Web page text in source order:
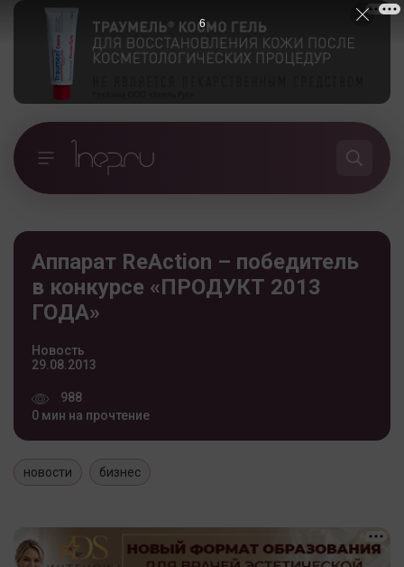
Аппарат ReAction – победитель
в конкурсе «ПРОДУКТ 2013
ГОДА»
Новость
29.08.2013
988
0 мин на прочтение
новости бизнес
6